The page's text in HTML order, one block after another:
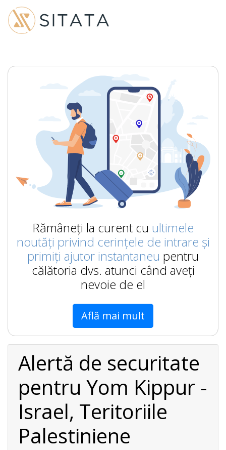
Rămâneți la curent cu ultimele
noutăți privind cerințele de intrare și
primiți ajutor instantaneu pentru
călătoria dvs. atunci când aveți
nevoie de el
Află mai mult
Alertă de securitate
pentru Yom Kippur -
Israel, Teritoriile
Palestiniene